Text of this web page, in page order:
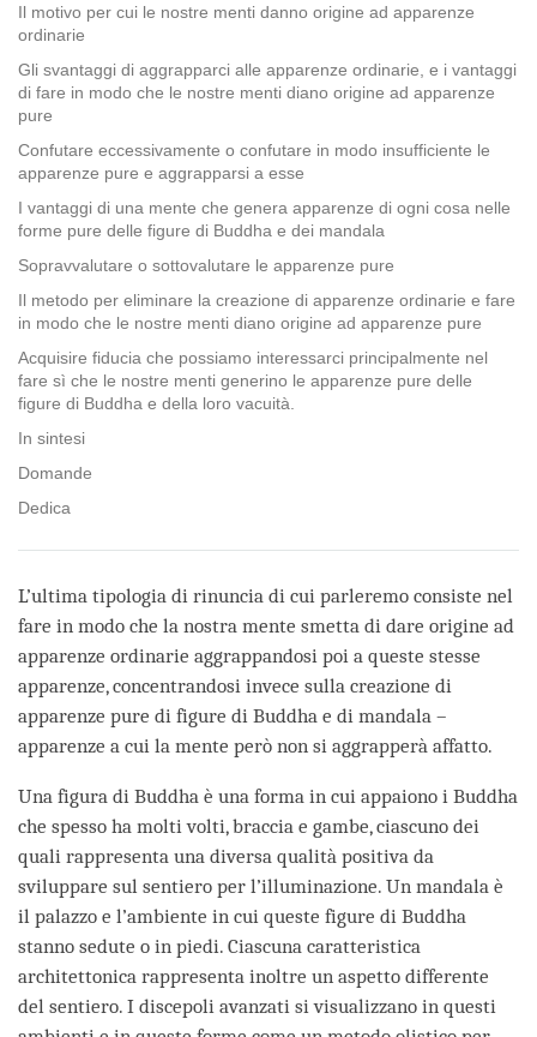
Il motivo per cui le nostre menti danno origine ad apparenze
ordinarie
Gli svantaggi di aggrapparci alle apparenze ordinarie, e i vantaggi
di fare in modo che le nostre menti diano origine ad apparenze
pure
Confutare eccessivamente o confutare in modo insufficiente le
apparenze pure e aggrapparsi a esse
I vantaggi di una mente che genera apparenze di ogni cosa nelle
forme pure delle figure di Buddha e dei mandala
Sopravvalutare o sottovalutare le apparenze pure
Il metodo per eliminare la creazione di apparenze ordinarie e fare
in modo che le nostre menti diano origine ad apparenze pure
Acquisire fiducia che possiamo interessarci principalmente nel
fare sì che le nostre menti generino le apparenze pure delle
figure di Buddha e della loro vacuità.
In sintesi
Domande
Dedica
L’ultima tipologia di rinuncia di cui parleremo consiste nel
fare in modo che la nostra mente smetta di dare origine ad
apparenze ordinarie aggrappandosi poi a queste stesse
apparenze, concentrandosi invece sulla creazione di
apparenze pure di figure di Buddha e di mandala –
apparenze a cui la mente però non si aggrapperà affatto.
Una figura di Buddha è una forma in cui appaiono i Buddha
che spesso ha molti volti, braccia e gambe, ciascuno dei
quali rappresenta una diversa qualità positiva da
sviluppare sul sentiero per l’illuminazione. Un mandala è
il palazzo e l’ambiente in cui queste figure di Buddha
stanno sedute o in piedi. Ciascuna caratteristica
architettonica rappresenta inoltre un aspetto differente
del sentiero. I discepoli avanzati si visualizzano in questi